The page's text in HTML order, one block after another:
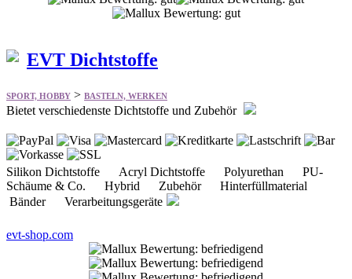
EVT Dichtstoffe
SPORT, HOBBY > BASTELN, WERKEN
Bietet verschiedenste Dichtstoffe und Zubehör
Silikon Dichtstoffe Acryl Dichtstoffe Polyurethan PU-
Schäume & Co. Hybrid Zubehör Hinterfüllmaterial
Bänder Verarbeitungsgeräte
evt-shop.com